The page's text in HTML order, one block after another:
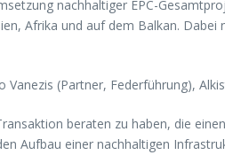
nachhaltiger EPC-
Afrika und auf dem Balkan.
(Partner, Federführung),
beraten zu haben, die
Aufbau einer nachhaltigen